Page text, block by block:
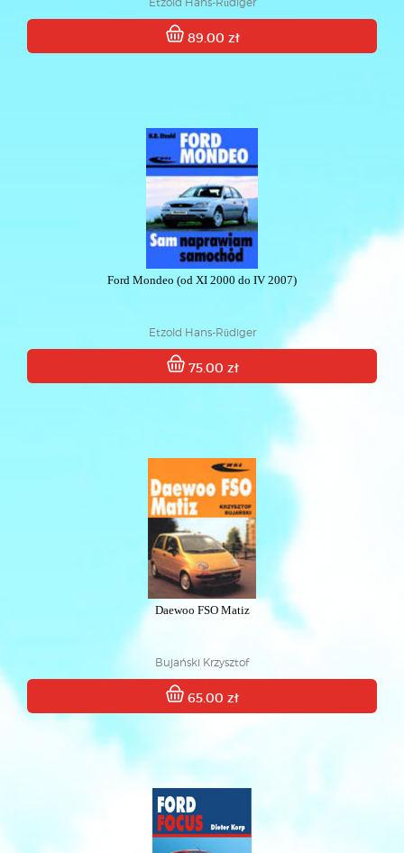
89.00 zł
Ford Mondeo (od XI 2000 do IV 2007)
Etzold Hans-Rüdiger
75.00 zł
Daewoo FSO Matiz
Bujański Krzysztof
65.00 zł